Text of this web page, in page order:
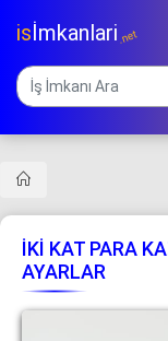
isİmkanlari.net
İKİ KAT PARA
AYARLAR